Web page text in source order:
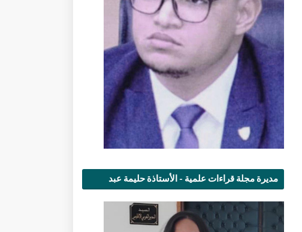
مديرة مجلة قراءات علمية - الأستاذة حليمة عبد